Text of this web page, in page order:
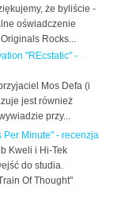
że byliście -
oświadczenie
Rocks...
"REcstatic" -
Mos Defa (i
jest również
przy...
Minute" - recenzja
Kweli i Hi-Tek
do studia.
Of Thought"